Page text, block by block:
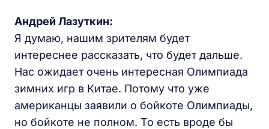
Андрей Лазуткин:
Я думаю, нашим зрителям будет
интереснее рассказать, что будет дальше.
Нас ожидает очень интересная Олимпиада
зимних игр в Китае. Потому что уже
американцы заявили о бойкоте Олимпиады,
но бойкоте не полном. То есть вроде бы